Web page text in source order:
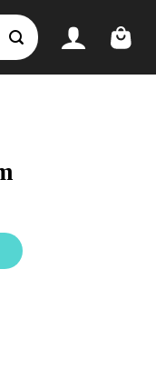
ứng 5,7, 7,0, 8,0 inch